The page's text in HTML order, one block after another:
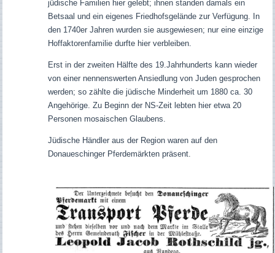
jüdische Familien hier gelebt; ihnen standen damals ein
Betsaal und ein eigenes Friedhofsgelände zur Verfügung. In
den 1740er Jahren wurden sie ausgewiesen; nur eine einzige
Hoffaktorenfamilie durfte hier verbleiben.
Erst in der zweiten Hälfte des 19.Jahrhunderts kann wieder
von einer nennenswerten Ansiedlung von Juden gesprochen
werden; so zählte die jüdische Minderheit um 1880 ca. 30
Angehörige. Zu Beginn der NS-Zeit lebten hier etwa 20
Personen mosaischen Glaubens.
Jüdische Händler aus der Region waren auf den
Donaueschinger Pferdemärkten präsent.